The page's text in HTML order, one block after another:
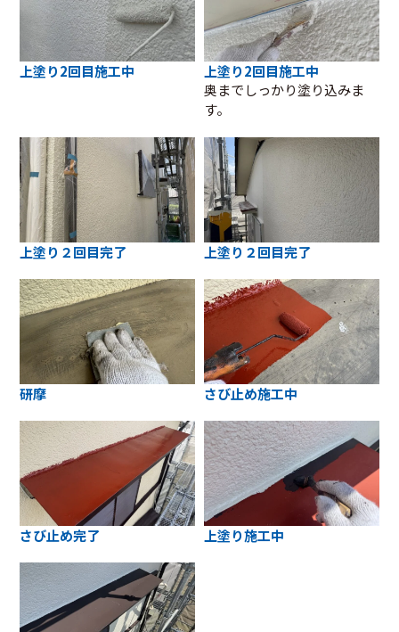
上塗り2回目施工中
上塗り2回目施工中
奥までしっかり塗り込みま
す。
上塗り２回目完了 上塗り２回目完了
研摩 さび止め施工中
さび止め完了 上塗り施工中